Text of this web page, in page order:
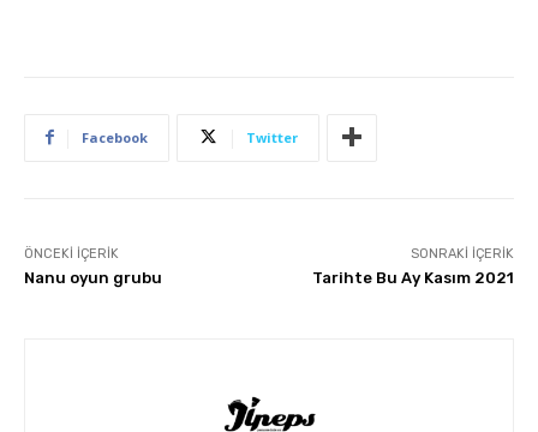
Facebook Twitter
ÖNCEKI İÇERIK
Nanu oyun grubu
SONRAKI İÇERIK
Tarihte Bu Ay Kasım 2021